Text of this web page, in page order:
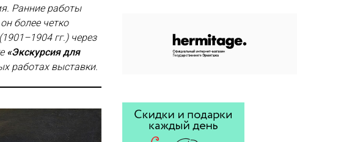
Ранние работы
более четко
гг.) через
«Экскурсия для
работах выставки.